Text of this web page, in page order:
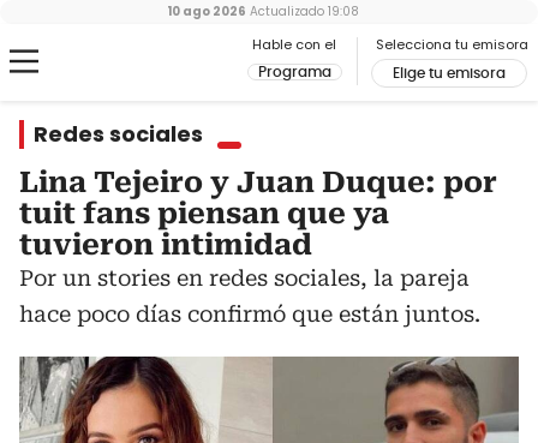
Hable con el
Programa
Selecciona tu emisora
Elige tu emisora
10 ago 2026 Actualizado 19:08
Redes sociales
Lina Tejeiro y Juan Duque: por
tuit fans piensan que ya
tuvieron intimidad
Por un stories en redes sociales, la pareja
hace poco días confirmó que están juntos.